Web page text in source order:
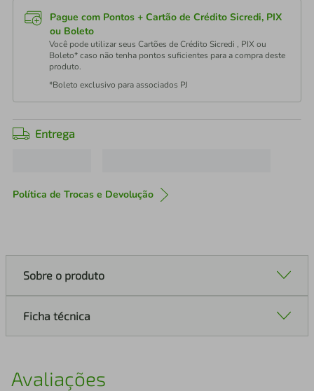
Pague com Pontos + Cartão de Crédito Sicredi, PIX
ou Boleto
Você pode utilizar seus Cartões de Crédito Sicredi , PIX ou
Boleto* caso não tenha pontos suficientes para a compra deste
produto.
*Boleto exclusivo para associados PJ
Entrega
Política de Trocas e Devolução
Sobre o produto
Ficha técnica
Avaliações